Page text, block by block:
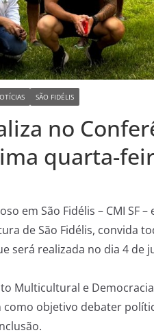
SÃO FIDÉLIS
no
quarta-
em São Fidélis – CMI SF
de São Fidélis, convida
será realizada no dia 4 de
Multicultural e
como objetivo debater